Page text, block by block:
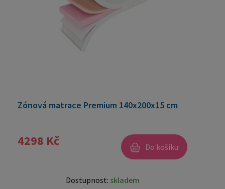
Zónová matrace Premium 140x200x15 cm
4298 Kč Do košíku
Dostupnost: skladem